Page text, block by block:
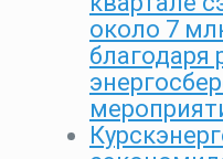
около 7
благодаря